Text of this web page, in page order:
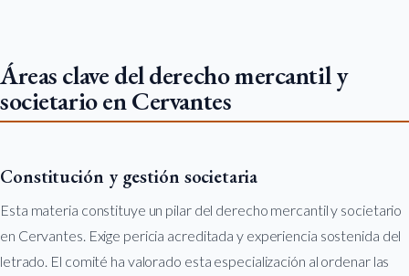
Áreas clave del derecho mercantil y
societario en Cervantes
Constitución y gestión societaria
Esta materia constituye un pilar del derecho mercantil y societario
en Cervantes. Exige pericia acreditada y experiencia sostenida del
letrado. El comité ha valorado esta especialización al ordenar las